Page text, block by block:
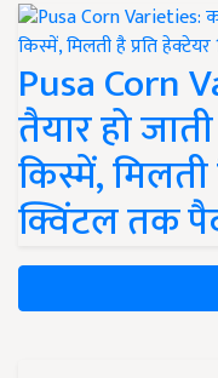
Pusa Corn
तैयार हो
किस्में, मिलती
क्विंटल तक